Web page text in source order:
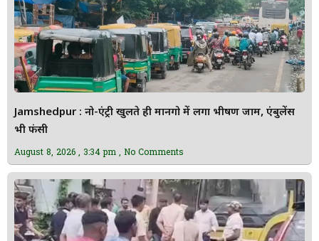
Jamshedpur : नो-एंट्री खुलते ही मानगो में लगा भीषण जाम, एंबुलेंस
भी फंसी
August 8, 2026 3:34 pm No Comments